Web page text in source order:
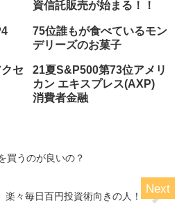
資信託販売が始まる！！
75位誰もが食べているモン
デリーズのお菓子
セ
21夏S&P500第73位アメリ
カン エキスプレス(AXP)
消費者金融
買うのが良いの？
楽々毎日百円投資術向きの人！